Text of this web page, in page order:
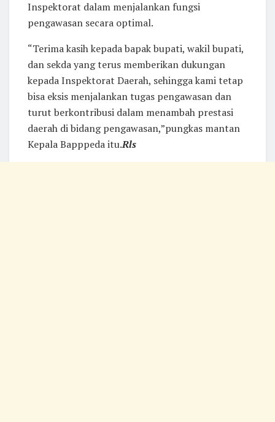
Inspektorat dalam menjalankan fungsi
pengawasan secara optimal.
“Terima kasih kepada bapak bupati, wakil bupati,
dan sekda yang terus memberikan dukungan
kepada Inspektorat Daerah, sehingga kami tetap
bisa eksis menjalankan tugas pengawasan dan
turut berkontribusi dalam menambah prestasi
daerah di bidang pengawasan,”pungkas mantan
Kepala Bapppeda itu.Rls